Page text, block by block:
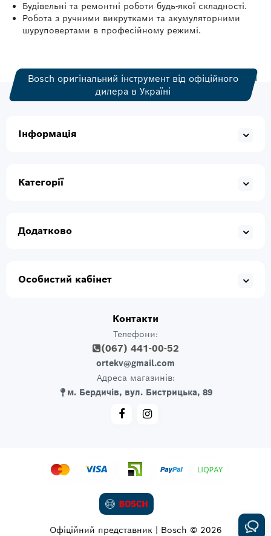
Будівельні та ремонтні роботи будь-якої складності.
Робота з ручними викрутками та акумуляторними
шуруповертами в професійному режимі.
Bosch оригінальний інструмент від офіційного
дилера в Україні
Інформація
Категорії
Додатково
Особистий кабінет
Контакти
Телефони:
(067) 441-00-52
ortekv@gmail.com
Адреса магазинів:
м. Бердичів, вул. Бистрицька, 89
Офіційний представник | Bosch © 2026